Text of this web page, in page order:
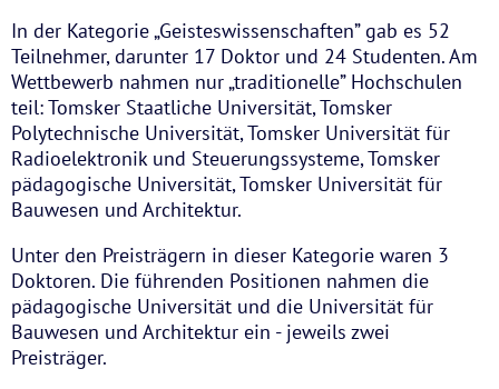
In der Kategorie „Geisteswissenschaften” gab es 52
Teilnehmer, darunter 17 Doktor und 24 Studenten. Am
Wettbewerb nahmen nur „traditionelle” Hochschulen
teil: Tomsker Staatliche Universität, Tomsker
Polytechnische Universität, Tomsker Universität für
Radioelektronik und Steuerungssysteme, Tomsker
pädagogische Universität, Tomsker Universität für
Bauwesen und Architektur.
Unter den Preisträgern in dieser Kategorie waren 3
Doktoren. Die führenden Positionen nahmen die
pädagogische Universität und die Universität für
Bauwesen und Architektur ein - jeweils zwei
Preisträger.